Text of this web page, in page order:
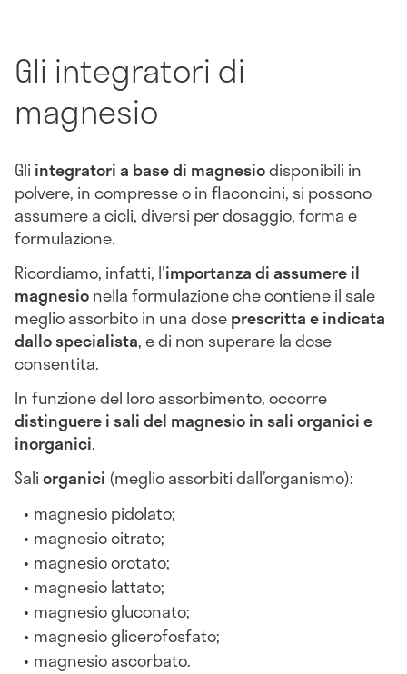
Gli integratori di
magnesio
Gli integratori a base di magnesiodisponibili in
polvere, in compresse o in flaconcini, si possono
assumere a cicli, diversi per dosaggio, forma e
formulazione.
Ricordiamo, infatti, l'importanza di assumere il
magnesionella formulazione che contiene il sale
meglio assorbito in una doseprescritta e indicata
dallo specialista, e di non superare la dose
consentita.
In funzione del loro assorbimento, occorre
distinguere i sali del magnesio in sali organici e
inorganici.
Saliorganici (meglio assorbiti dall’organismo):
magnesio pidolato;
magnesio citrato;
magnesio orotato;
magnesio lattato;
magnesio gluconato;
magnesio glicerofosfato;
magnesio ascorbato.